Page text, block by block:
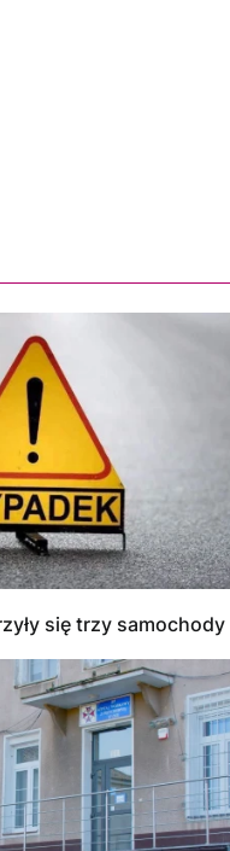
się trzy samochody